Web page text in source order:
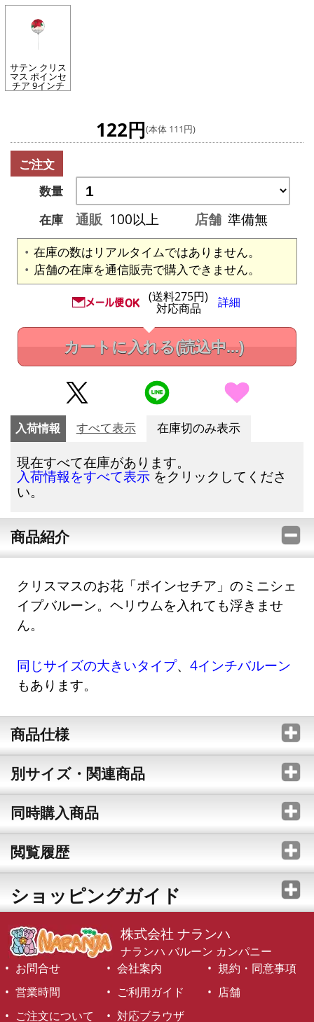
サテン クリス
マス ポインセ
チア 9インチ
122円(本体 111円)
ご注文
数量
在庫
通販 100以上 店舗 準備無
在庫の数はリアルタイムではありません。
店舗の在庫を通信販売で購入できません。
(送料275円)
対応商品 詳細
カートに入れる(読込中...)
入荷情報 すべて表示 在庫切のみ表示
現在すべて在庫があります。
入荷情報をすべて表示 をクリックしてくださ
い。
商品紹介
クリスマスのお花「ポインセチア」のミニシェ
イプバルーン。ヘリウムを入れても浮きませ
ん。
同じサイズの大きいタイプ、4インチバルーン
もあります。
商品仕様
別サイズ・関連商品
同時購入商品
閲覧履歴
ショッピングガイド
株式会社 ナランハ
ナランハ バルーン カンパニー
お問合せ
会社案内
規約・同意事項
営業時間
ご利用ガイド
店舗
ご注文について
対応ブラウザ